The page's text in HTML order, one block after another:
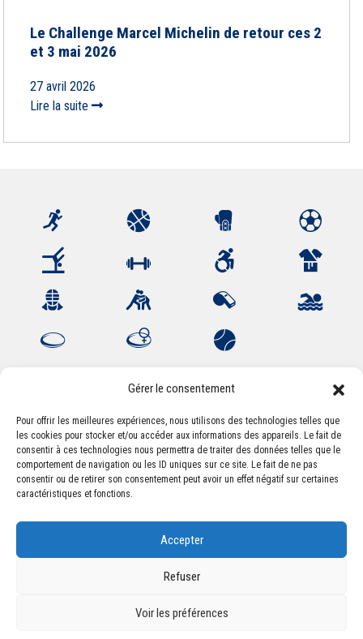
Gérer le consentement
Pour offrir les meilleures expériences, nous utilisons des technologies telles que
les cookies pour stocker et/ou accéder aux informations des appareils. Le fait de
consentir à ces technologies nous permettra de traiter des données telles que le
comportement de navigation ou les ID uniques sur ce site. Le fait de ne pas
consentir ou de retirer son consentement peut avoir un effet négatif sur certaines
caractéristiques et fonctions.
Accepter
Refuser
Voir les préférences
Le Challenge Marcel Michelin de retour ces 2
et 3 mai 2026
27 avril 2026
Lire la suite
Association Sportive Montferrandaise
84, boulevard Léon Jouhaux
CS 80221 - 63021 Clermont-Ferrand Cedex 2
accueil@asm-omnisports.com